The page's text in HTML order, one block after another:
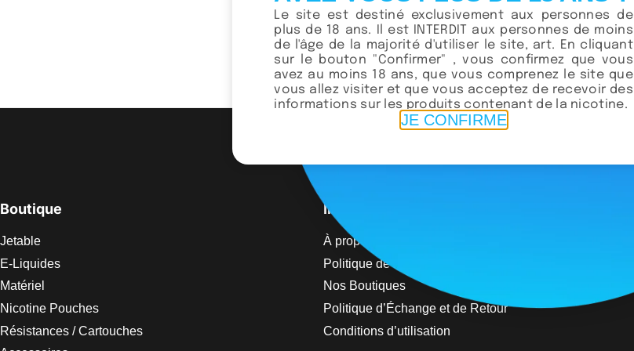
Montecristo No.2 Habana Cuban
د.م.270.00
Lire la suite
Boutique
Jetable
E-Liquides
Matériel
Nicotine Pouches
Résistances / Cartouches
Info
À propos de nous
Politique de Livraison
Nos Boutiques
Politique d’Échange et de Retour
Conditions d’utilisation
Le site est destiné exclusivement aux personnes de
plus de 18 ans. Il est INTERDIT aux personnes de moins
de l'âge de la majorité d'utiliser le site, art. En cliquant
sur le bouton "Confirmer" , vous confirmez que vous
avez au moins 18 ans, que vous comprenez le site que
vous allez visiter et que vous acceptez de recevoir des
informations sur les produits contenant de la nicotine.
JE CONFIRME